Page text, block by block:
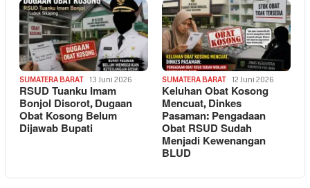
SUMATERA BARAT 13 Juni 2026
RSUD Tuanku Imam
Bonjol Disorot, Dugaan
Obat Kosong Belum
Dijawab Bupati
SUMATERA BARAT 12 Juni 2026
Keluhan Obat Kosong
Mencuat, Dinkes
Pasaman: Pengadaan
Obat RSUD Sudah
Menjadi Kewenangan
BLUD